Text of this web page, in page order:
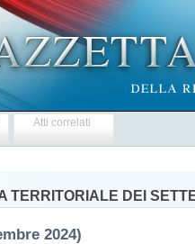
Atti correlati
TERRITORIALE DEI
2024)